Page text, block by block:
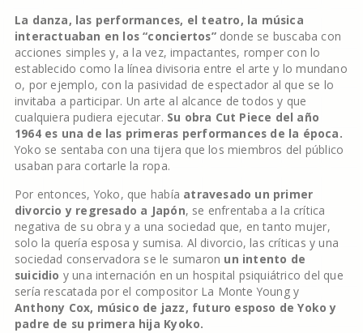
La danza, las performances, el teatro, la música
interactuaban en los “conciertos” donde se buscaba con
acciones simples y, a la vez, impactantes, romper con lo
establecido como la línea divisoria entre el arte y lo mundano
o, por ejemplo, con la pasividad de espectador al que se lo
invitaba a participar. Un arte al alcance de todos y que
cualquiera pudiera ejecutar. Su obra Cut Piece del año
1964 es una de las primeras performances de la época.
Yoko se sentaba con una tijera que los miembros del público
usaban para cortarle la ropa.
Por entonces, Yoko, que había atravesado un primer
divorcio y regresado a Japón, se enfrentaba a la crítica
negativa de su obra y a una sociedad que, en tanto mujer,
solo la quería esposa y sumisa. Al divorcio, las críticas y una
sociedad conservadora se le sumaron un intento de
suicidio y una internación en un hospital psiquiátrico del que
sería rescatada por el compositor La Monte Young y
Anthony Cox, músico de jazz, futuro esposo de Yoko y
padre de su primera hija Kyoko.